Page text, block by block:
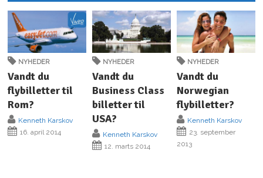
NYHEDER
Vandt du
flybilletter til
Rom?
Kenneth Karskov
16. april 2014
NYHEDER
Vandt du
Business Class
billetter til
USA?
Kenneth Karskov
12. marts 2014
NYHEDER
Vandt du
Norwegian
flybilletter?
Kenneth Karskov
23. september
2013